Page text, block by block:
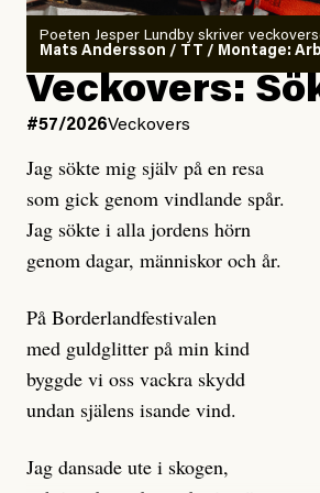
rekryteras och vad hon möter i den
Kuhn och Sassarinis-McGowan
Dagens ETC arbetar med
klickbete är inte intressant för
Journalistiken är låst. En klatschig
gör förhoppningsvis att en nyfiken
prenumeration, men den avslutas
dessa granskningar på olika källor,
en mängd intervjupersoner, inklusive
möjlighet att bemöta för såväl
engagera sig i Palestinarörelsen
grupper där Säpo-resursen samlade
Researchen är grundlig.
Poeten Jesper Lundby skriver
Mats Andersson / TT / Montage:
Veckovers:
#57/2026Veckovers
Jag sökte mig själv på en resa
som gick genom vindlande spår.
Jag sökte i alla jordens hörn
genom dagar, människor och år.
På Borderlandfestivalen
med guldglitter på min kind
byggde vi oss vackra skydd
undan själens isande vind.
Jag dansade ute i skogen,